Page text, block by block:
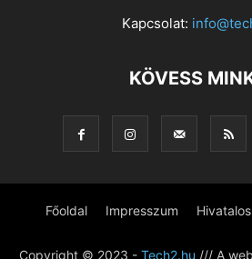
Kapcsolat:
KÖVESS
Főoldal Impresszum
Copyright © 2023 - Tech2.hu /// A